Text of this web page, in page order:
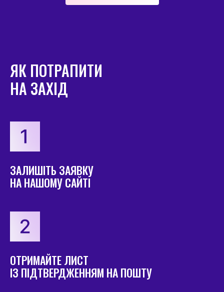
ЯК ПОТРАПИТИ
НА ЗАХІД
ЗАЛИШІТЬ ЗАЯВКУ
НА НАШОМУ САЙТІ
ОТРИМАЙТЕ ЛИСТ
ІЗ ПІДТВЕРДЖЕННЯМ НА ПОШТУ